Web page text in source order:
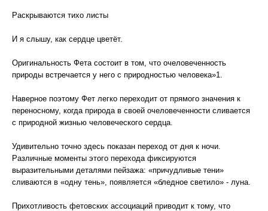
Раскрываются тихо листы
И я слышу, как сердце цветёт.
Оригинальность Фета состоит в том, что очеловеченность
природы встречается у него с природностью человека»1.
Наверное поэтому Фет легко переходит от прямого значения к
переносному, когда природа в своей очеловеченности сливается
с природной жизнью человеческого сердца.
Удивительно точно здесь показан переход от дня к ночи.
Различные моменты этого перехода фиксируются
выразительными деталями пейзажа: «причудливые тени»
сливаются в «одну тень», появляется «бледное светило» - луна.
Прихотливость фетовских ассоциаций приводит к тому, что